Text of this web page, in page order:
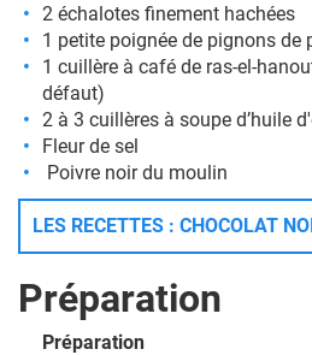
2 échalotes finement hachées
1 petite poignée de pignons de
1 cuillère à café de ras-el-
défaut)
2 à 3 cuillères à soupe d’huile
Fleur de sel
Poivre noir du moulin
LES RECETTES : CHOCOLAT
Préparation
Préparation